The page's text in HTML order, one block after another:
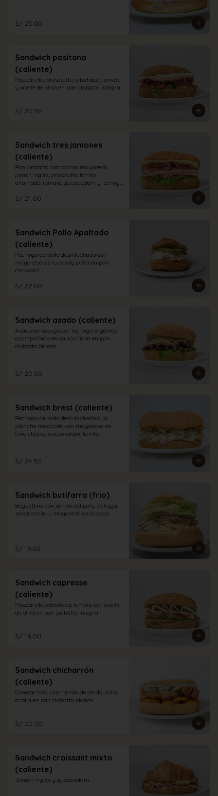
S/ 25.00
Sandwich positano
(caliente)
Mozzarella, prosciutto, albahaca, tomate
y aceite de oliva en pan ciabatta integral.
S/ 20.50
Sandwich tres jamones
(caliente)
Pan ciabatta blanco con mayonesa,
jamón inglés, prosciutto, lomito
ahumado, tomate, queso edam y lechuga
S/ 21.00
Sandwich Pollo Apaltado
(caliente)
Pechuga de pollo deshilachado con
mayonesa de la casay palta en pan
croissant.
S/ 22.00
Sandwich asado (caliente)
Asado en su jugo con lechuga orgánica
acompañado de salsa criolla en pan
ciabatta blanco.
S/ 20.50
Sandwich brest (caliente)
Pechuga de pollo deshilachado a la
plancha mezclada con mayonesa de
blue cheese, queso edam, lomito
S/ 24.50
Sandwich butifarra (frío)
Baguettino con jamón del país, lechuga,
salsa criolla y mayonesa de la casa.
S/ 19.50
Sandwich capresse
(caliente)
Mozzarella, albahaca, tomate con aceite
de oliva en pan ciabatta integral.
S/ 18.00
Sandwich chicharrón
(caliente)
Camote frito, chicharrón de cerdo, salsa
criolla en pan ciabatta blanco
S/ 20.00
Sandwich croissant mixto
(caliente)
Jamón inglés y queso edam.